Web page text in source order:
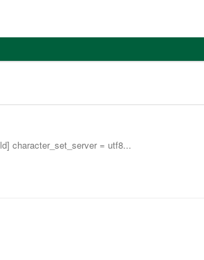
character_set_server = utf8...